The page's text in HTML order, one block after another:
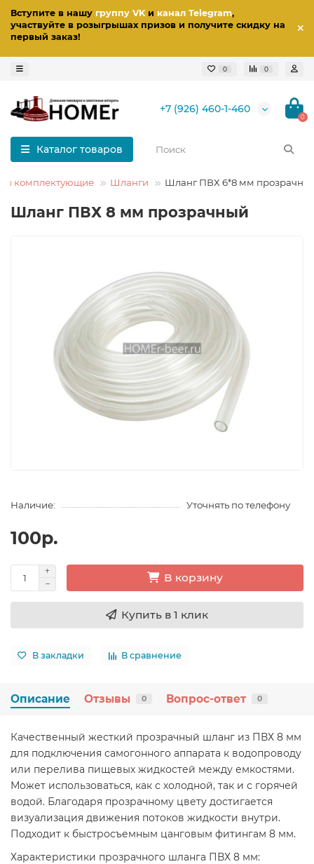
Вступите в нашу группу VKи канал Telegram,
участвуйте в розыгрышах призов и получите скидку на
первый заказ!
0 0
+7 (926) 460-1-460
0
Каталог товаров
и комплектующие Шланги Шланг ПВХ 6*8 мм
Шланг ПВХ 8 мм прозрачный
Наличие: Уточнять по телефону
100р.
В корзину
Купить в 1 клик
В закладки В сравнение
Описание Отзывы 0 Вопрос-ответ 0
Качественный жесткий прозрачный шланг из ПВХ 8 мм
для подключения самогонного аппарата к водопроводу
или перелива пищевых жидкостей между емкостями.
Может использоваться, как с холодной, так и с горячей
водой. Благодаря прозрачному цвету достигается
визуализация движения потоков жидкости внутри.
Подходит к быстросъемным цанговым фитингам 8 мм.
Характеристики прозрачного шланга ПВХ 8 мм: